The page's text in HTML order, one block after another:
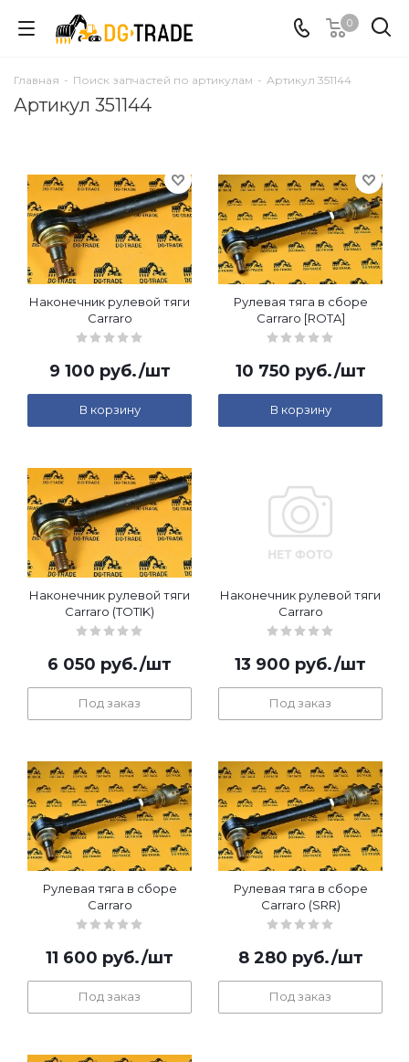
0
Главная - Поиск запчастей по артикулам - Артикул 351144
Артикул 351144
Наконечник рулевой тяги
Carraro
9 100 руб./шт
В корзину
Рулевая тяга в сборе
Carraro [ROTA]
10 750 руб./шт
В корзину
Наконечник рулевой тяги
Carraro (TOTIK)
6 050 руб./шт
Под заказ
Наконечник рулевой тяги
Carraro
13 900 руб./шт
Под заказ
Рулевая тяга в сборе
Carraro
11 600 руб./шт
Под заказ
Рулевая тяга в сборе
Carraro (SRR)
8 280 руб./шт
Под заказ